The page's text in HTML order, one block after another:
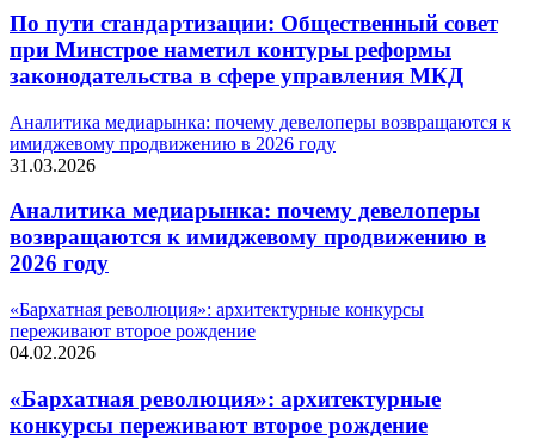
По пути стандартизации: Общественный совет
при Минстрое наметил контуры реформы
законодательства в сфере управления МКД
Аналитика медиарынка: почему девелоперы возвращаются к
имиджевому продвижению в 2026 году
31.03.2026
Аналитика медиарынка: почему девелоперы
возвращаются к имиджевому продвижению в
2026 году
«Бархатная революция»: архитектурные конкурсы
переживают второе рождение
04.02.2026
«Бархатная революция»: архитектурные
конкурсы переживают второе рождение